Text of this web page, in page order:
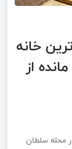
خانه
از
محله سلطان